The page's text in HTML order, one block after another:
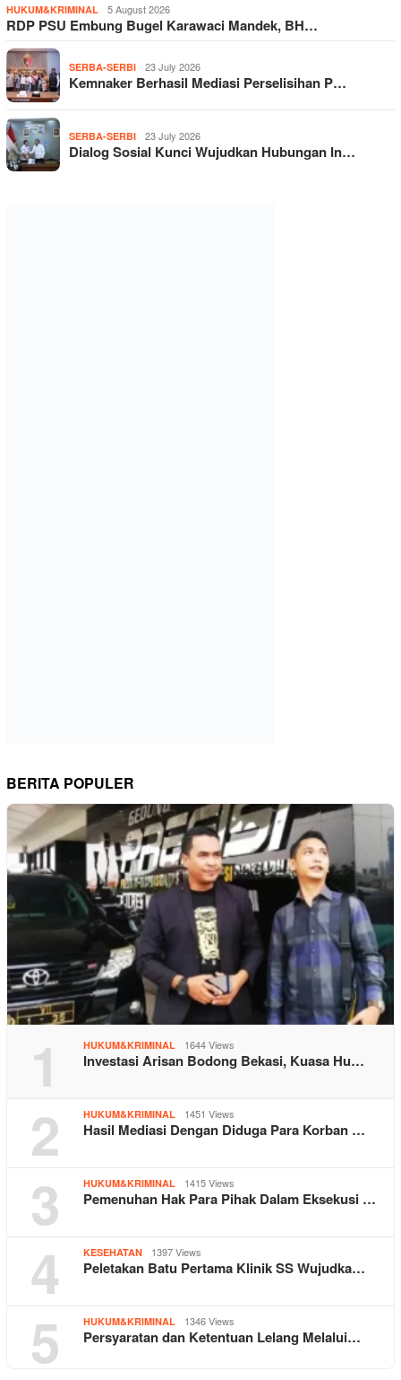
HUKUM&KRIMINAL 5 August 2026
RDP PSU Embung Bugel Karawaci Mandek, BH…
SERBA-SERBI 23 July 2026
Kemnaker Berhasil Mediasi Perselisihan P…
SERBA-SERBI 23 July 2026
Dialog Sosial Kunci Wujudkan Hubungan In…
BERITA POPULER
1 HUKUM&KRIMINAL 1644 Views
Investasi Arisan Bodong Bekasi, Kuasa Hu…
2 HUKUM&KRIMINAL 1451 Views
Hasil Mediasi Dengan Diduga Para Korban …
3 HUKUM&KRIMINAL 1415 Views
Pemenuhan Hak Para Pihak Dalam Eksekusi …
4 KESEHATAN 1397 Views
Peletakan Batu Pertama Klinik SS Wujudka…
5 HUKUM&KRIMINAL 1346 Views
Persyaratan dan Ketentuan Lelang Melalui…